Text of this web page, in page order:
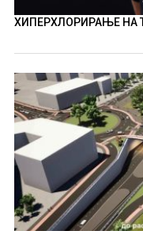
ХИПЕРХЛОРИРАЊЕ НА